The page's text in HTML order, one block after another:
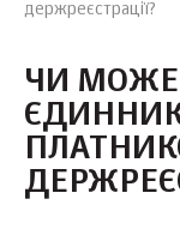
держреєстрації?
ЧИ МОЖЕ
ЄДИННИК